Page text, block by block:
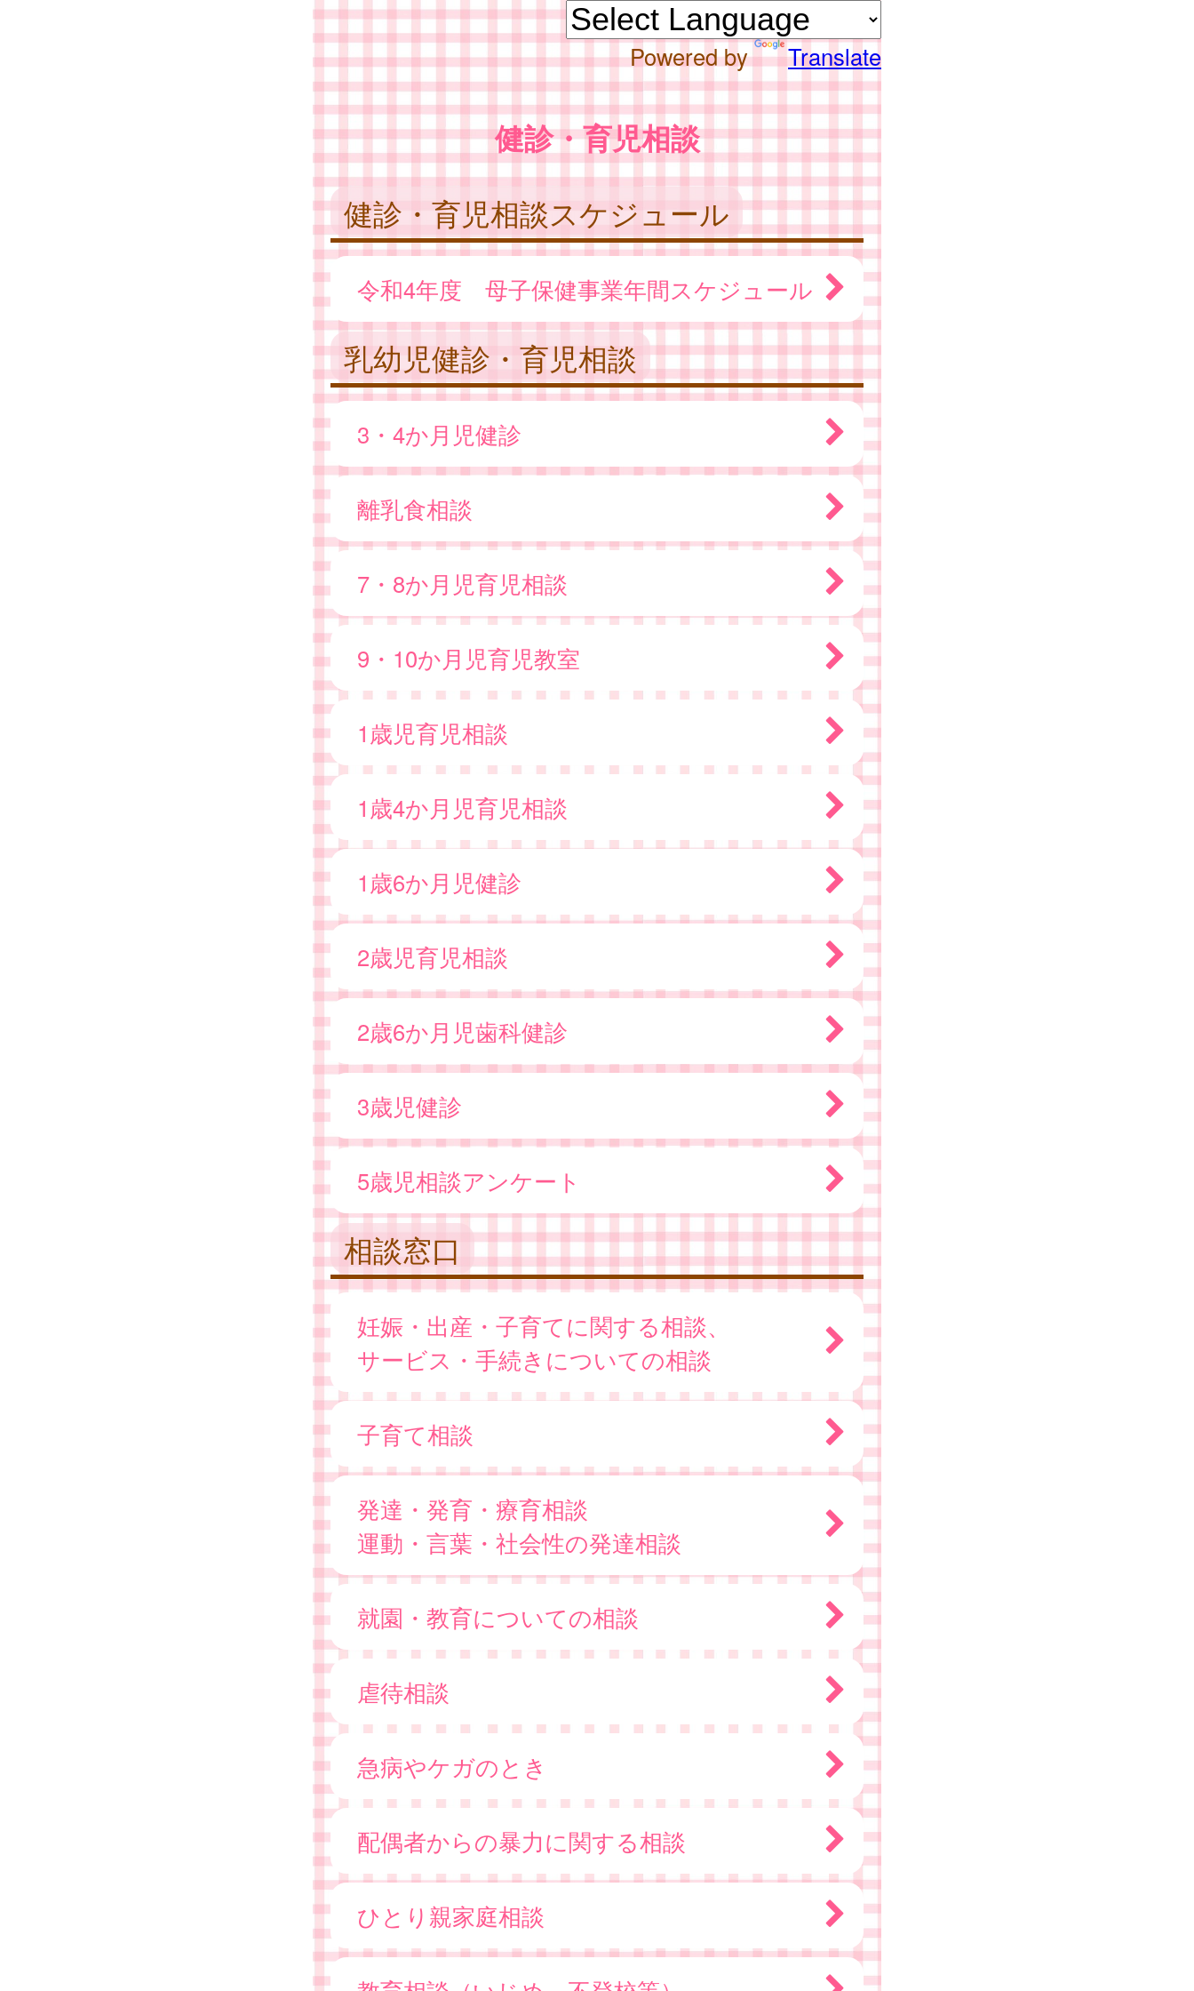
Powered by Translate
健診・育児相談
健診・育児相談スケジュール
令和4年度 母子保健事業年間スケジュール
乳幼児健診・育児相談
3・4か月児健診
離乳食相談
7・8か月児育児相談
9・10か月児育児教室
1歳児育児相談
1歳4か月児育児相談
1歳6か月児健診
2歳児育児相談
2歳6か月児歯科健診
3歳児健診
5歳児相談アンケート
相談窓口
妊娠・出産・子育てに関する相談、
サービス・手続きについての相談
子育て相談
発達・発育・療育相談
運動・言葉・社会性の発達相談
就園・教育についての相談
虐待相談
急病やケガのとき
配偶者からの暴力に関する相談
ひとり親家庭相談